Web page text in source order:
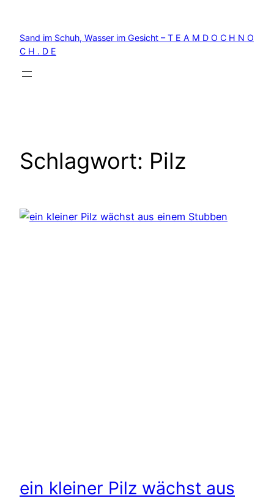
springen
Sand im Schuh, Wasser im Gesicht – T E A M D O C H N O
C H . D E
Schlagwort: Pilz
ein kleiner Pilz wächst aus